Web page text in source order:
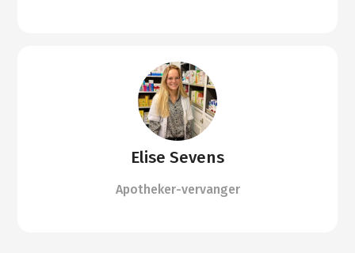
Elise Sevens
Apotheker-vervanger